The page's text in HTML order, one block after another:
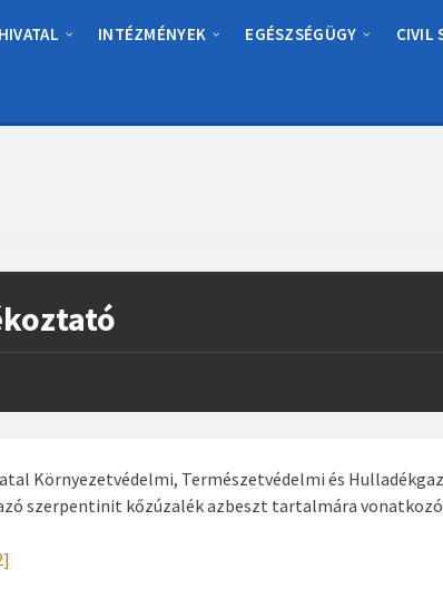
INTÉZMÉNYEK EGÉSZSÉGÜGY CIVIL
Környezetvédelmi, Természetvédelmi és
szerpentinit kőzúzalék azbeszt tartalmára